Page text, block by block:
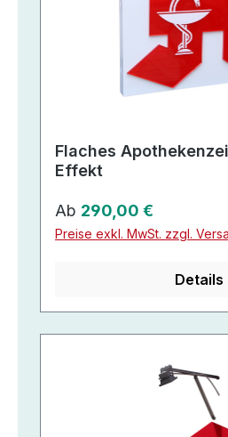
Flaches
Effekt
Regulärer Preis:
Ab 290,00 €
Preise exkl. MwSt. zzgl.
Details